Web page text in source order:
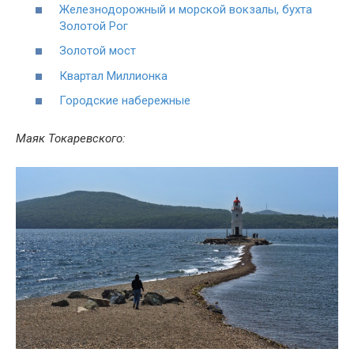
Железнодорожный и морской вокзалы, бухта
Золотой Рог
Золотой мост
Квартал Миллионка
Городские набережные
Маяк Токаревского: